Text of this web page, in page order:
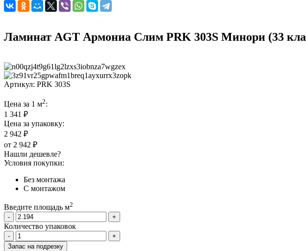
Ламинат AGT Армониа Слим PRK 303S Минори (33
Артикул: PRK 303S
Цена за 1 м2:
1 341 ₽
Цена за упаковку:
2 942 ₽
от 2 942 ₽
Нашли дешевле?
Условия покупки:
Без монтажа
С монтажом
Введите площадь м2
-
+
Количество упаковок
-
+
Запас на подрезку